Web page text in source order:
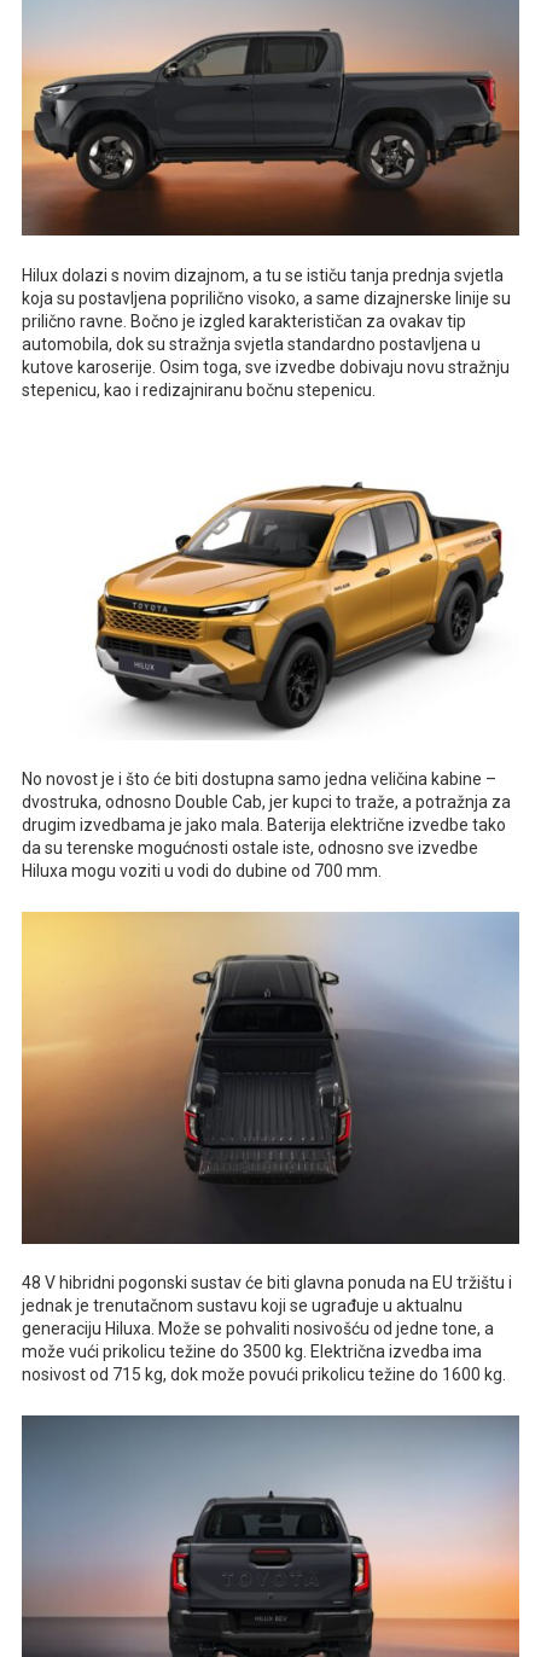
Hilux dolazi s novim dizajnom, a tu se ističu tanja prednja svjetla
koja su postavljena poprilično visoko, a same dizajnerske linije su
prilično ravne. Bočno je izgled karakterističan za ovakav tip
automobila, dok su stražnja svjetla standardno postavljena u
kutove karoserije. Osim toga, sve izvedbe dobivaju novu stražnju
stepenicu, kao i redizajniranu bočnu stepenicu.
No novost je i što će biti dostupna samo jedna veličina kabine –
dvostruka, odnosno Double Cab, jer kupci to traže, a potražnja za
drugim izvedbama je jako mala. Baterija električne izvedbe tako
da su terenske mogućnosti ostale iste, odnosno sve izvedbe
Hiluxa mogu voziti u vodi do dubine od 700 mm.
48 V hibridni pogonski sustav će biti glavna ponuda na EU tržištu i
jednak je trenutačnom sustavu koji se ugrađuje u aktualnu
generaciju Hiluxa. Može se pohvaliti nosivošću od jedne tone, a
može vući prikolicu težine do 3500 kg. Električna izvedba ima
nosivost od 715 kg, dok može povući prikolicu težine do 1600 kg.